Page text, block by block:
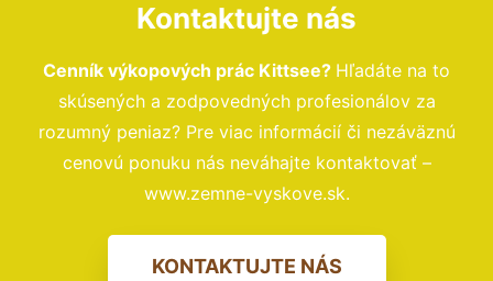
Kontaktujte nás
Cenník výkopových prác Kittsee? Hľadáte na to
skúsených a zodpovedných profesionálov za
rozumný peniaz? Pre viac informácií či nezáväznú
cenovú ponuku nás neváhajte kontaktovať –
www.zemne-vyskove.sk.
KONTAKTUJTE NÁS